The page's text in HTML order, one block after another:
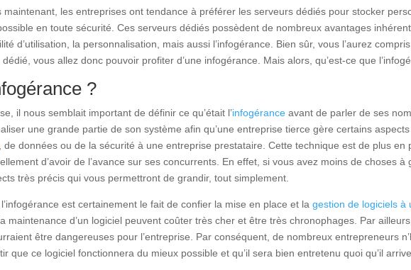
les entreprises ont tendance à préférer les serveurs dédiés pour stocker
en toute sécurité. Ces serveurs dédiés possèdent de nombreux avantages
d’utilisation, la personnalisation, mais aussi l’infogérance. Bien sûr, vous l’aurez
vous allez donc pouvoir profiter d’une infogérance. Mais alors, qu’est-ce que
?
il nous semblait important de définir ce qu’était l’infogérance avant de parler de ses
une grande partie de son système afin qu’une entreprise tierce gère certains
, de données ou de la sécurité à une entreprise prestataire. Cette technique est de plus
d’avoir de l’avance sur ses concurrents. En effet, si vous avez moins de choses
très précis qui vous permettront de grandir, tout simplement.
est certainement le fait de confier la mise en place et lagestion de logiciels à
maintenance d’un logiciel peuvent coûter très cher et être très chronophages. Par
être dangereuses pour l’entreprise. Par conséquent, de nombreux entrepreneurs
que ce logiciel fonctionnera du mieux possible et qu’il sera bien entretenu quoi qu’il